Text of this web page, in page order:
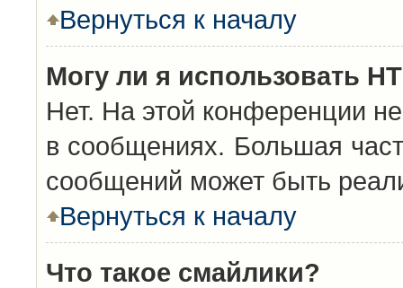
Вернуться к началу
Могу ли я использовать
Нет. На этой конференции
в сообщениях. Большая
сообщений может быть
Вернуться к началу
Что такое смайлики?